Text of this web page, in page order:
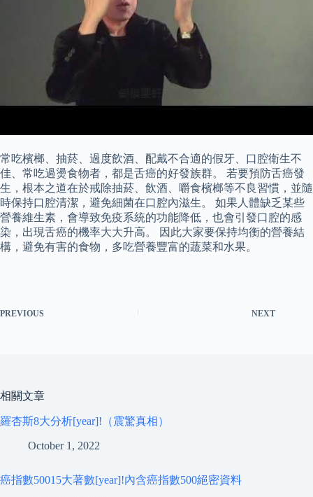
常吃檳榔、抽菸、過度飲酒、配戴不合適的假牙、口腔衛生不
佳、常吃過燙食物者，都是舌癌的好發族群。 若要預防舌癌發
生，根本之道在於戒除抽菸、飲酒、嚼食檳榔等不良習慣，並隨
時保持口腔清潔，避免細菌在口腔內滋生。 如果人體缺乏某些
營養維生素，會導致免疫系統的功能降低，也會引發口腔的感
染，出現舌癌的機率大大升高。 因此大家要保持均衡的營養結
構，避免有害的食物，多吃營養豐富的蔬菜和水果。
PREVIOUS NEXT
相關文章
羅杏斯8大分析[year]!（震驚真相）
October 1, 2022
癌指數50015大著數[year]!內含癌指數500絕密資料